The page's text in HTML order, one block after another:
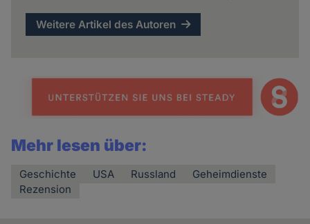
Weitere Artikel des Autoren
Mehr lesen über:
Geschichte USA Russland
Geheimdienste
Rezension